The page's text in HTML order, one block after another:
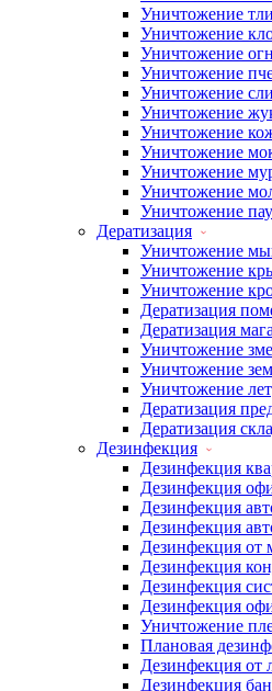
Уничтожение тли
Уничтожение
Уничтожение
Уничтожение
Уничтожение
Уничтожение
Уничтожение
Уничтожение
Уничтожение
Уничтожение
Уничтожение
Дератизация
Уничтожение
Уничтожение
Уничтожение
Дератизация
Дератизация
Уничтожение
Уничтожение
Уничтожение
Дератизация
Дератизация
Дезинфекция
Дезинфекция
Дезинфекция
Дезинфекция
Дезинфекция
Дезинфекция от
Дезинфекция
Дезинфекция
Дезинфекция
Уничтожение
Плановая
Дезинфекция от
Дезинфекция